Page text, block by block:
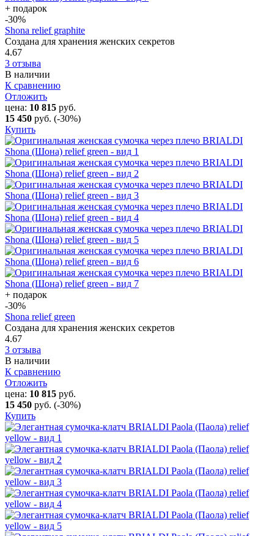
+ подарок
-30%
Shona relief graphite
Создана для хранения женских секретов
4.67
3 отзыва
В наличии
К сравнению
Отложить
цена: 10 815 руб.
15 450 руб. (-30%)
Купить
+ подарок
-30%
Shona relief green
Создана для хранения женских секретов
4.67
3 отзыва
В наличии
К сравнению
Отложить
цена: 10 815 руб.
15 450 руб. (-30%)
Купить